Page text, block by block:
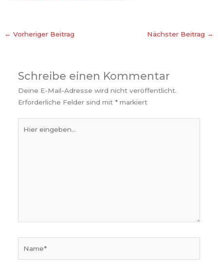
← Vorheriger Beitrag Nächster Beitrag →
Schreibe einen Kommentar
Deine E-Mail-Adresse wird nicht veröffentlicht.
Erforderliche Felder sind mit *markiert
eingeben…